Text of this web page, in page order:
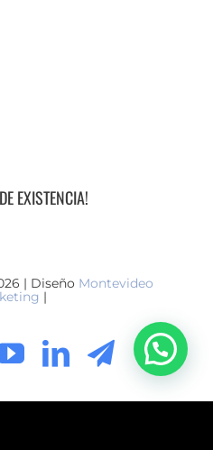
EXISTENCIA!
| Diseño Montevideo
|